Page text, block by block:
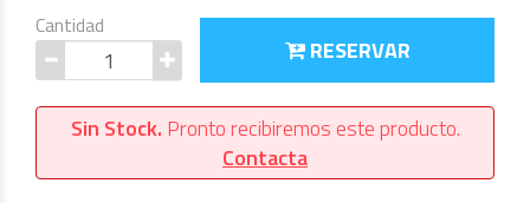
Cantidad
RESERVAR
Sin Stock. Pronto recibiremos este producto.
Contacta